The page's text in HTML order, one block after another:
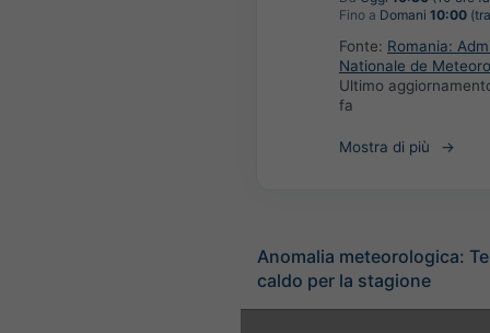
Fino a Domani 10:00
Fonte: Romania:
Nationale de
Ultimo
fa
Mostra di più
Anomalia meteorologica:
caldo per la stagione